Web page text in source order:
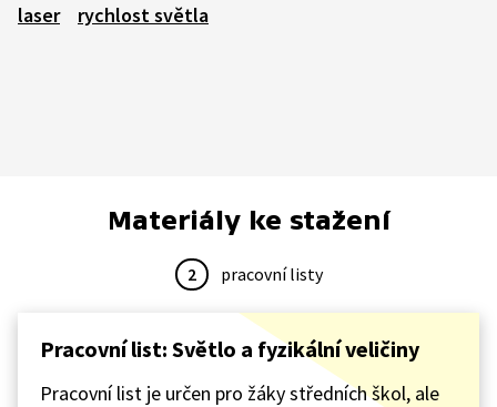
laser
rychlost světla
Materiály ke stažení
2 pracovní listy
Pracovní list: Světlo a fyzikální veličiny
Pracovní list je určen pro žáky středních škol, ale